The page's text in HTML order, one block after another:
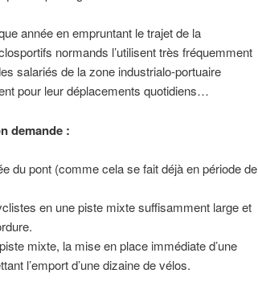
année en empruntant le trajet de la
normands l’utilisent très fréquemment
salariés de la zone industrialo-portuaire
pour leur déplacements quotidiens…
demande :
du pont (comme cela se fait déjà en période de
en une piste mixte suffisamment large et
mixte, la mise en place immédiate d’une
l’emport d’une dizaine de vélos.